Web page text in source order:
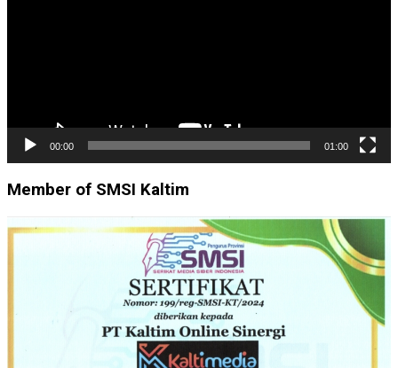
00:00 01:00
Member of SMSI Kaltim